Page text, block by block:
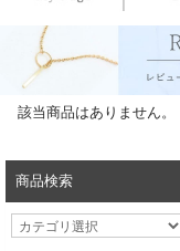
該当商品はありません。
商品検索